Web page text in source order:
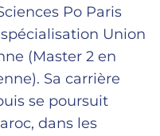
Po Paris
Union
(Master 2 en
Sa carrière
se poursuit
dans les